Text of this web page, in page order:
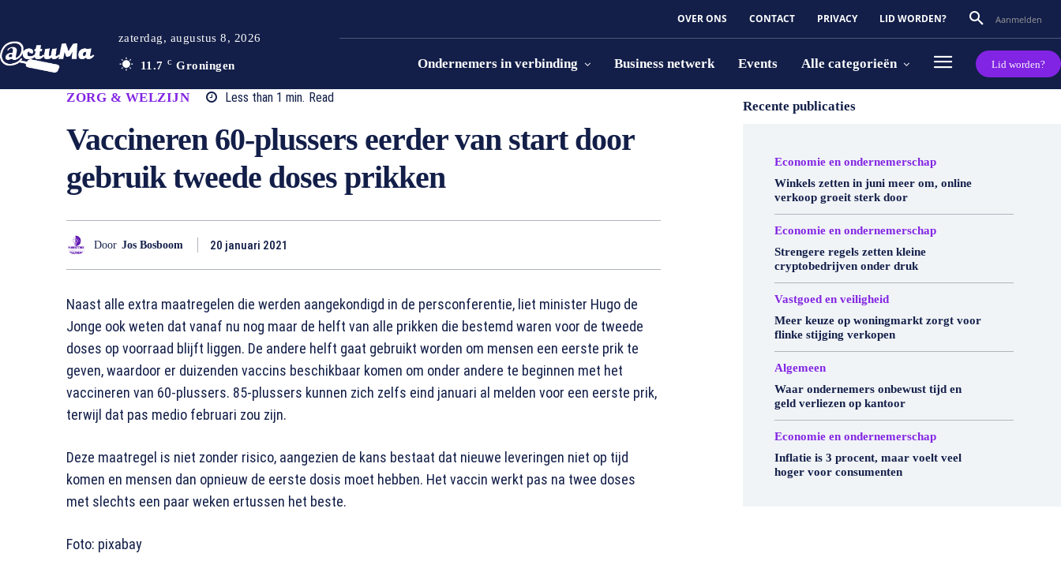
zaterdag, augustus 8, 2026
11.7 C Groningen
OVER ONS CONTACT PRIVACY LID WORDEN? Aanmelden
Ondernemers in verbinding Business netwerk Events Alle categorieën Lid worden?
ZORG & WELZIJN Less than 1 min. Read
Vaccineren 60-plussers eerder van start door
gebruik tweede doses prikken
Door Jos Bosboom 20 januari 2021
Naast alle extra maatregelen die werden aangekondigd in de persconferentie, liet minister Hugo de
Jonge ook weten dat vanaf nu nog maar de helft van alle prikken die bestemd waren voor de tweede
doses op voorraad blijft liggen. De andere helft gaat gebruikt worden om mensen een eerste prik te
geven, waardoor er duizenden vaccins beschikbaar komen om onder andere te beginnen met het
vaccineren van 60-plussers. 85-plussers kunnen zich zelfs eind januari al melden voor een eerste prik,
terwijl dat pas medio februari zou zijn.
Deze maatregel is niet zonder risico, aangezien de kans bestaat dat nieuwe leveringen niet op tijd
komen en mensen dan opnieuw de eerste dosis moet hebben. Het vaccin werkt pas na twee doses
met slechts een paar weken ertussen het beste.
Foto: pixabay
Recente publicaties
Economie en ondernemerschap
Winkels zetten in juni meer om, online
verkoop groeit sterk door
Economie en ondernemerschap
Strengere regels zetten kleine
cryptobedrijven onder druk
Vastgoed en veiligheid
Meer keuze op woningmarkt zorgt voor
flinke stijging verkopen
Algemeen
Waar ondernemers onbewust tijd en
geld verliezen op kantoor
Economie en ondernemerschap
Inflatie is 3 procent, maar voelt veel
hoger voor consumenten